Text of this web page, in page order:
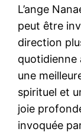
L’ange
peut être
direction
quotidienne
une
spirituel et
joie
invoquée